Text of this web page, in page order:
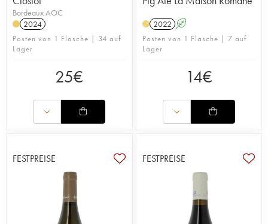
Bordeaux AOC
2024
Posten von 1 Flasche | 34 auf
Lager
25€
H 2022 A
Posten von 1 Flasche | 7 auf
Lager
14€
FESTPREISE FESTPREISE